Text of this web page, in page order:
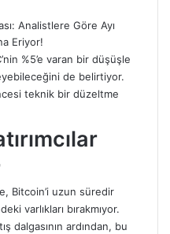
%5’e varan bir düşüşle
de belirtiyor.
teknik bir düzeltme
Bitcoin’i uzun süredir
varlıkları bırakmıyor.
dalgasının ardından, bu